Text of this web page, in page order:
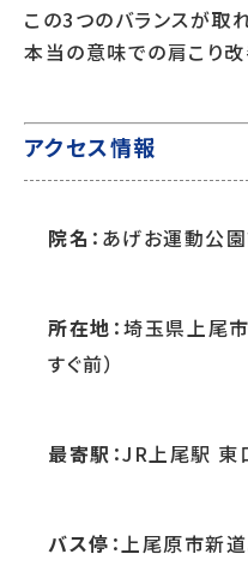
この3つのバランスが取れ
本当の意味での肩こり改
アクセス情報
院名 ：あげお運動公
所在地 ：埼玉県上尾
すぐ前）
最寄駅 ：JR上尾駅
バス停 ：上尾原市新